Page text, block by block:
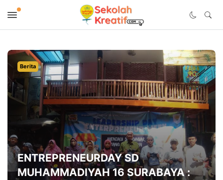
Berita
ENTREPRENEURDAY SD
MUHAMMADIYAH 16 SURABAYA :